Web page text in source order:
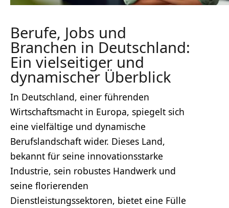
Berufe, Jobs und
Branchen in Deutschland:
Ein vielseitiger und
dynamischer Überblick
In Deutschland, einer führenden
Wirtschaftsmacht in Europa, spiegelt sich
eine vielfältige und dynamische
Berufslandschaft wider. Dieses Land,
bekannt für seine innovationsstarke
Industrie, sein robustes Handwerk und
seine florierenden
Dienstleistungssektoren, bietet eine Fülle